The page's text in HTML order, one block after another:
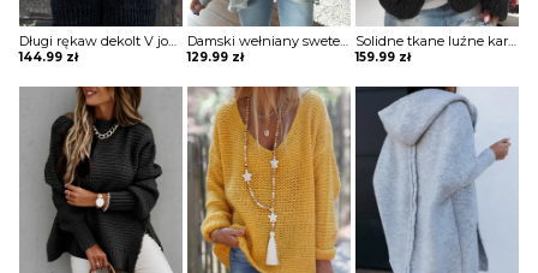
Długi rękaw dekolt V jodełka dłuższy guziki rozpinany dzianina jednolity ciepły casual kaptur na co dzień zima sweter Domitille
144.99 zł
Damski wełniany sweter moda solidna zimowa grube sterty swetry z kołnierzem nieregularne ciepłe bluzki bluzka plus size bluza Brittanie
129.99 zł
Solidne tkane luźne kardigany z dzianiny długim rękawem sweter Mahnoosh
159.99 zł